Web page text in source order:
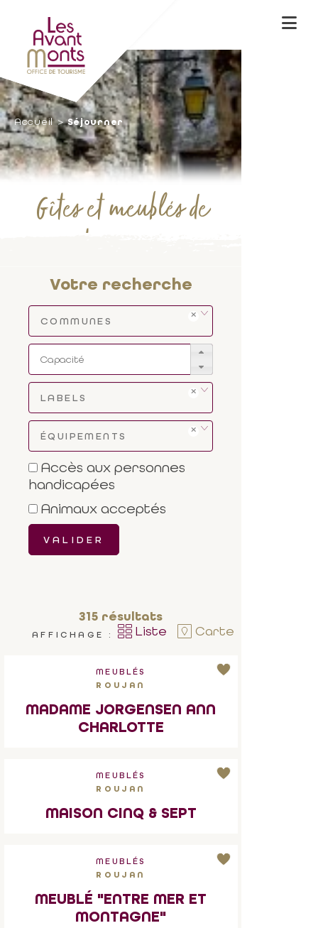
Accueil Séjourner
Gîtes et meublés de
Votre recherche
COMMUNES
LABELS
ÉQUIPEMENTS
Accès aux personnes
handicapées
Animaux acceptés
VALIDER
315 résultats
AFFICHAGE : Liste Carte
MEUBLÉS
ROUJAN
MADAME JORGENSEN ANN
CHARLOTTE
MEUBLÉS
ROUJAN
MAISON CINQ & SEPT
MEUBLÉS
ROUJAN
MEUBLÉ "ENTRE MER ET
MONTAGNE"